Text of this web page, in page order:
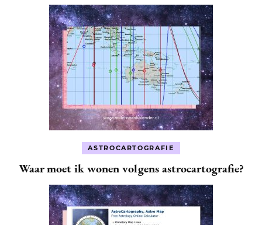
ASTROCARTOGRAFIE
Waar moet ik wonen volgens astrocartografie?